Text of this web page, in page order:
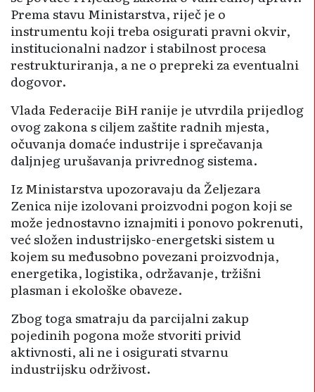
Prema stavu Ministarstva, riječ je o
instrumentu koji treba osigurati pravni okvir,
institucionalni nadzor i stabilnost procesa
restrukturiranja, a ne o prepreki za eventualni
dogovor.
Vlada Federacije BiH ranije je utvrdila prijedlog
ovog zakona s ciljem zaštite radnih mjesta,
očuvanja domaće industrije i sprečavanja
daljnjeg urušavanja privrednog sistema.
Iz Ministarstva upozoravaju da Željezara
Zenica nije izolovani proizvodni pogon koji se
može jednostavno iznajmiti i ponovo pokrenuti,
već složen industrijsko-energetski sistem u
kojem su međusobno povezani proizvodnja,
energetika, logistika, održavanje, tržišni
plasman i ekološke obaveze.
Zbog toga smatraju da parcijalni zakup
pojedinih pogona može stvoriti privid
aktivnosti, ali ne i osigurati stvarnu
industrijsku održivost.